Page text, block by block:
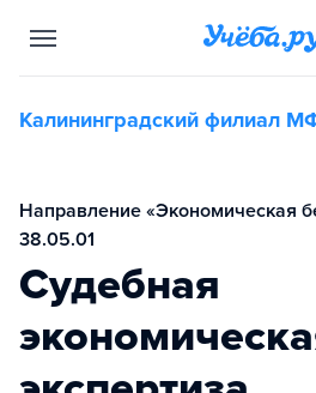
Калининградский филиал
Направление «Экономическая
38.05.01
Судебная